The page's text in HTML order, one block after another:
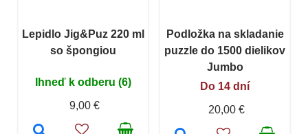
Lepidlo Jig&Puz 220 ml
so špongiou
Ihneď k odberu (6)
9,00 €
Podložka na skladanie
puzzle do 1500 dielikov
Jumbo
Do 14 dní
20,00 €